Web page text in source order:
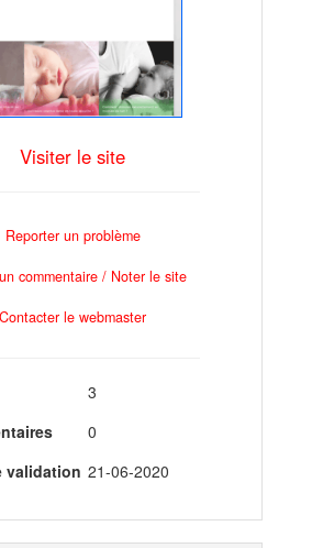
Visiter le site
Reporter un problème
commentaire / Noter le site
Contacter le webmaster
3
0
validation 21-06-2020